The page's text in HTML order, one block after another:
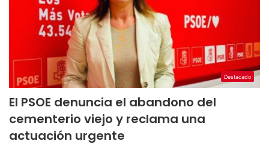
Destacado
El PSOE denuncia el abandono del
cementerio viejo y reclama una
actuación urgente